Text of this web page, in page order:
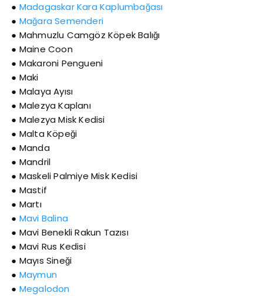
● Madagaskar Kara Kaplumbağası
● Mağara Semenderi
● Mahmuzlu Camgöz Köpek Balığı
● Maine Coon
● Makaroni Pengueni
● Maki
● Malaya Ayısı
● Malezya Kaplanı
● Malezya Misk Kedisi
● Malta Köpeği
● Manda
● Mandril
● Maskeli Palmiye Misk Kedisi
● Mastif
● Martı
● Mavi Balina
● Mavi Benekli Rakun Tazısı
● Mavi Rus Kedisi
● Mayıs Sineği
● Maymun
● Megalodon